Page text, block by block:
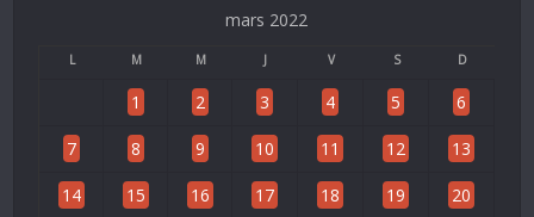
mars 2022
L M M J V S D
1 2 3 4 5 6
7 8 9 10 11 12 13
14 15 16 17 18 19 20